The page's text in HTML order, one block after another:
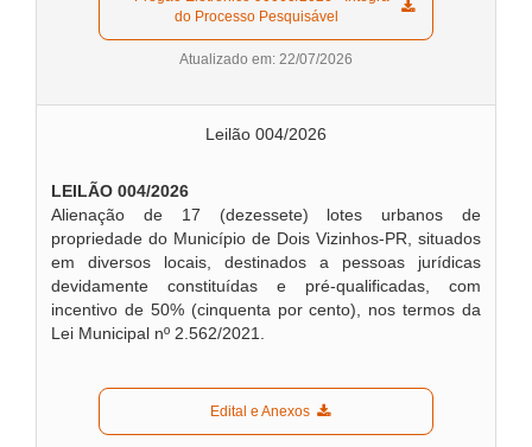
do Processo Pesquisável
Atualizado em: 22/07/2026
Leilão 004/2026
LEILÃO 004/2026
Alienação de 17 (dezessete) lotes urbanos de
propriedade do Município de Dois Vizinhos-PR, situados
em diversos locais, destinados a pessoas jurídicas
devidamente constituídas e pré-qualificadas, com
incentivo de 50% (cinquenta por cento), nos termos da
Lei Municipal nº 2.562/2021.
  Edital e Anexos